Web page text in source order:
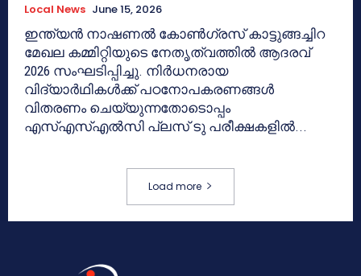
Local News June 15, 2026
ഇന്ത്യൻ നാഷണൽ കോൺഗ്രസ് കാട്ടുങ്ങച്ചിറ
മേഖല കമ്മിറ്റിയുടെ നേതൃത്വത്തിൽ ആദരവ്
2026 സംഘടിപ്പിച്ചു. നിർധനരായ
വിദ്യാർഥികൾക്ക് പഠനോപകരണങ്ങൾ
വിതരണം ചെയ്യുന്നതോടൊപ്പം
എസ്എസ്എൽസി പ്ലസ് ടു പരീക്ഷകളിൽ...
Load more